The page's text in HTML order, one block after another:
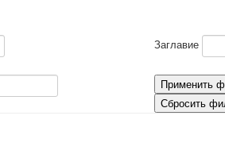
Заглавие
Применить